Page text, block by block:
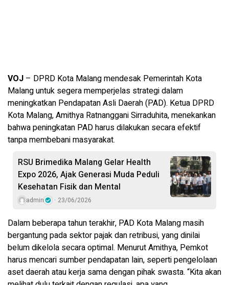
VOJ – DPRD Kota Malang mendesak Pemerintah Kota
Malang untuk segera memperjelas strategi dalam
meningkatkan Pendapatan Asli Daerah (PAD). Ketua DPRD
Kota Malang, Amithya Ratnanggani Sirraduhita, menekankan
bahwa peningkatan PAD harus dilakukan secara efektif
tanpa membebani masyarakat.
RSU Brimedika Malang Gelar Health
Expo 2026, Ajak Generasi Muda Peduli
Kesehatan Fisik dan Mental
admin 23/06/2026
Dalam beberapa tahun terakhir, PAD Kota Malang masih
bergantung pada sektor pajak dan retribusi, yang dinilai
belum dikelola secara optimal. Menurut Amithya, Pemkot
harus mencari sumber pendapatan lain, seperti pengelolaan
aset daerah atau kerja sama dengan pihak swasta. “Kita akan